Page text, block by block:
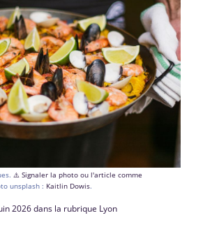
⚠️ Signaler la photo ou l'article comme
unsplash : Kaitlin Dowis.
2026 dans la rubrique Lyon